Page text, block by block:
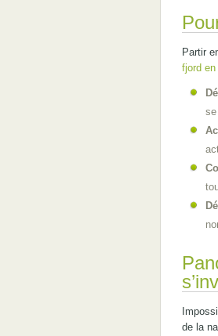
Partir
fjord en
de la